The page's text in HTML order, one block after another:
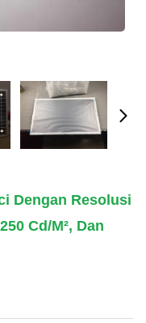
Dengan Resolusi
Cd/m², Dan